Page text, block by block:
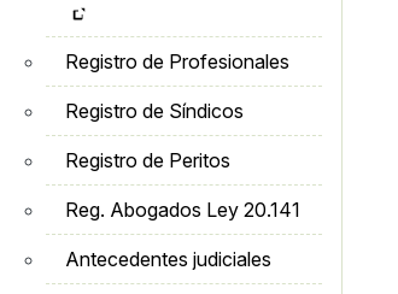
Registro de Profesionales
Registro de Síndicos
Registro de Peritos
Reg. Abogados Ley 20.141
Antecedentes judiciales